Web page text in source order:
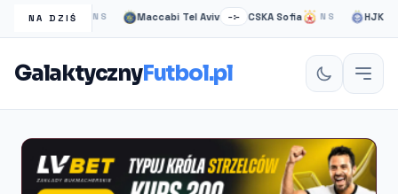
NA DZIŚ
Rangers NS Maccabi Tel Aviv –:– CSKA Sofia NS HJK
GalaktycznyFutbol.pl